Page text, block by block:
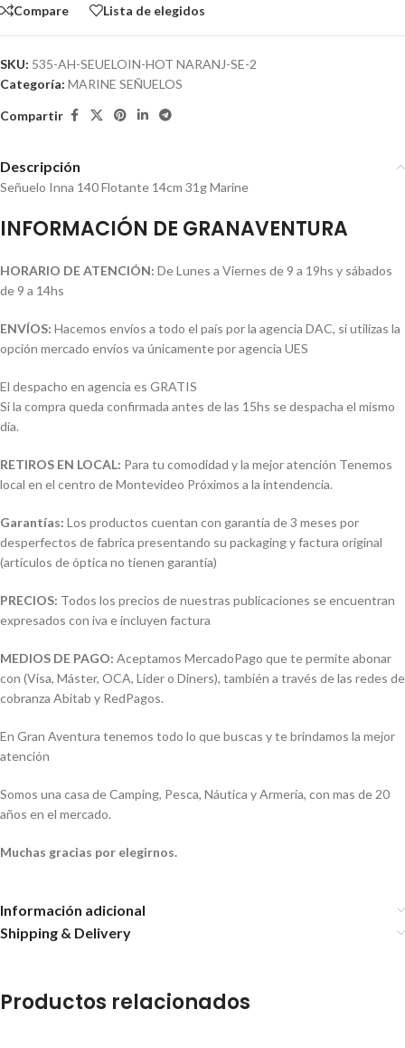
Compare Lista de elegidos
SKU: 535-AH-SEUELOIN-HOT NARANJ-SE-2
Categoría: MARINE SEÑUELOS
Compartir
Descripción
Señuelo Inna 140 Flotante 14cm 31g Marine
INFORMACIÓN DE GRANAVENTURA
HORARIO DE ATENCIÓN: De Lunes a Viernes de 9 a 19hs y sábados
de 9 a 14hs
ENVÍOS: Hacemos envíos a todo el país por la agencia DAC, si utilizas la
opción mercado envíos va únicamente por agencia UES
El despacho en agencia es GRATIS
Si la compra queda confirmada antes de las 15hs se despacha el mismo
día.
RETIROS EN LOCAL: Para tu comodidad y la mejor atención Tenemos
local en el centro de Montevideo Próximos a la intendencia.
Garantías: Los productos cuentan con garantía de 3 meses por
desperfectos de fabrica presentando su packaging y factura original
(artículos de óptica no tienen garantía)
PRECIOS: Todos los precios de nuestras publicaciones se encuentran
expresados con iva e incluyen factura
MEDIOS DE PAGO: Aceptamos MercadoPago que te permite abonar
con (Visa, Máster, OCA, Lider o Diners), también a través de las redes de
cobranza Abitab y RedPagos.
En Gran Aventura tenemos todo lo que buscas y te brindamos la mejor
atención
Somos una casa de Camping, Pesca, Náutica y Armería, con mas de 20
años en el mercado.
Muchas gracias por elegirnos.
Información adicional
Shipping & Delivery
Productos relacionados